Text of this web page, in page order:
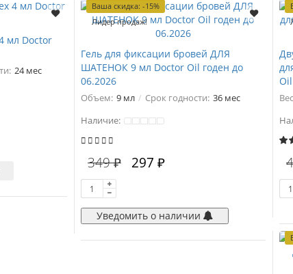
мл Doctor
24 мес
Ваша скидка: -15%
Лидер продаж!
Гель для фиксации бровей ДЛЯ
ШАТЕНОК 9 мл Doctor Oil годен до
06.2026
Объем: 9 мл Срок годности: 36 мес
Наличие:
349 ₽ 297 ₽
Уведомить о наличии